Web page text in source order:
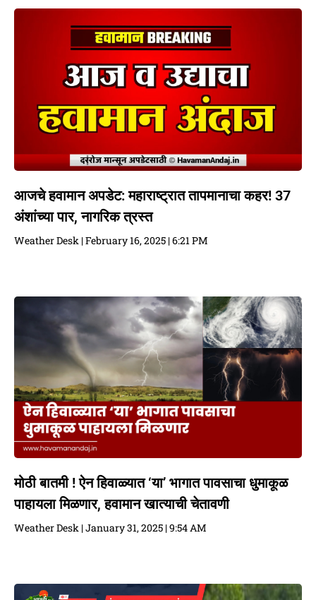
आजचे हवामान अपडेट: महाराष्ट्रात तापमानाचा कहर! 37
अंशांच्या पार, नागरिक त्रस्त
Weather Desk February 16, 2025 6:21 PM
मोठी बातमी ! ऐन हिवाळ्यात ‘या’ भागात पावसाचा धुमाकूळ
पाहायला मिळणार, हवामान खात्याची चेतावणी
Weather Desk January 31, 2025 9:54 AM